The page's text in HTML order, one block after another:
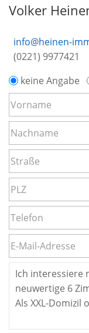
Volker
info@heinen-
(0221) 9977421
keine Angabe